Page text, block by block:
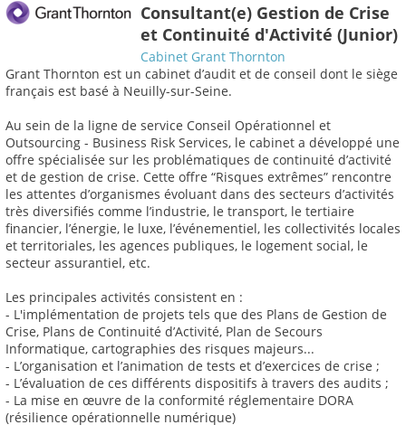
Consultant(e) Gestion de Crise
et Continuité d'Activité (Junior)
Cabinet Grant Thornton
Grant Thornton est un cabinet d’audit et de conseil dont le siège
français est basé à Neuilly-sur-Seine.
Au sein de la ligne de service Conseil Opérationnel et
Outsourcing - Business Risk Services, le cabinet a développé une
offre spécialisée sur les problématiques de continuité d’activité
et de gestion de crise. Cette offre “Risques extrêmes” rencontre
les attentes d’organismes évoluant dans des secteurs d’activités
très diversifiés comme l’industrie, le transport, le tertiaire
financier, l’énergie, le luxe, l’événementiel, les collectivités locales
et territoriales, les agences publiques, le logement social, le
secteur assurantiel, etc.
Les principales activités consistent en :
- L'implémentation de projets tels que des Plans de Gestion de
Crise, Plans de Continuité d’Activité, Plan de Secours
Informatique, cartographies des risques majeurs...
- L’organisation et l’animation de tests et d’exercices de crise ;
- L’évaluation de ces différents dispositifs à travers des audits ;
- La mise en œuvre de la conformité réglementaire DORA
(résilience opérationnelle numérique)